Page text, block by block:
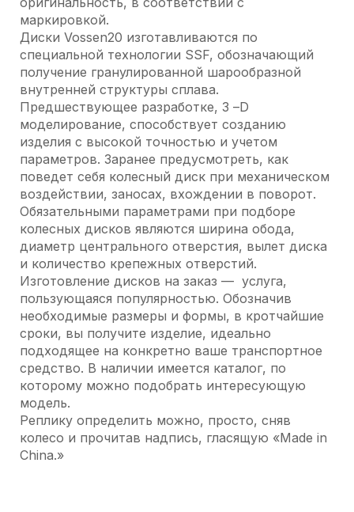
маркировкой.
Диски Vossen20 изготавливаются по
специальной технологии SSF, обозначающий
получение гранулированной шарообразной
внутренней структуры сплава.
Предшествующее разработке, 3 –D
моделирование, способствует созданию
изделия с высокой точностью и учетом
параметров. Заранее предусмотреть, как
поведет себя колесный диск при механическом
воздействии, заносах, вхождении в поворот.
Обязательными параметрами при подборе
колесных дисков являются ширина обода,
диаметр центрального отверстия, вылет диска
и количество крепежных отверстий.
Изготовление дисков на заказ — услуга,
пользующаяся популярностью. Обозначив
необходимые размеры и формы, в кротчайшие
сроки, вы получите изделие, идеально
подходящее на конкретно ваше транспортное
средство. В наличии имеется каталог, по
которому можно подобрать интересующую
модель.
Реплику определить можно, просто, сняв
колесо и прочитав надпись, гласящую «Made in
China.»